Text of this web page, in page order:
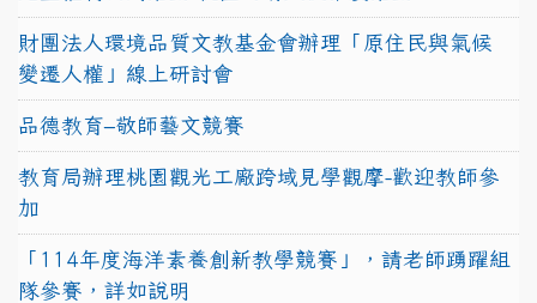
財團法人環境品質文教基金會辦理「原住民與氣候
變遷人權」線上研討會
品德教育–敬師藝文競賽
教育局辦理桃園觀光工廠跨域見學觀摩-歡迎教師參
加
「114年度海洋素養創新教學競賽」，請老師踴躍組
隊參賽，詳如說明